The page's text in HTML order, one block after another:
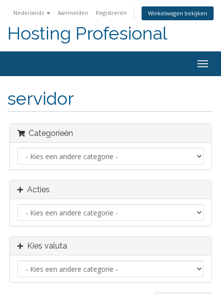
Nederlands Aanmelden Registreren Winkelwagen bekijken
Hosting Profesional
in-/
servidor
Categorieën
Acties
Kies valuta